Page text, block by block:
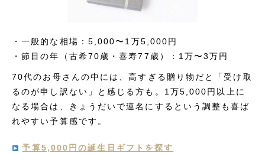
・一般的な相場：5,000〜1万5,000円
・節目の年（古希70歳・喜寿77歳）：1万〜3万円
70代のお母さんの中には、高すぎる贈り物だと「受け取
るのが申し訳ない」と感じる方も。1万5,000円以上に
なる場合は、きょうだいで連名にするという調整も喜ば
れやすい予算感です。
予算5,000円の誕生日ギフトを探す